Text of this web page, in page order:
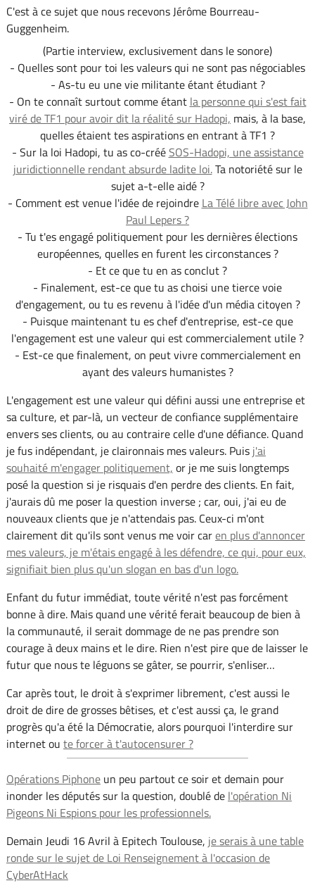
C'est à ce sujet que nous recevons Jérôme Bourreau-
Guggenheim.
(Partie interview, exclusivement dans le sonore)
- Quelles sont pour toi les valeurs qui ne sont pas négociables
- As-tu eu une vie militante étant étudiant ?
- On te connaît surtout comme étant la personne qui s'est fait
viré de TF1 pour avoir dit la réalité sur Hadopi, mais, à la base,
quelles étaient tes aspirations en entrant à TF1 ?
- Sur la loi Hadopi, tu as co-crééSOS-Hadopi, une assistance
juridictionnelle rendant absurde ladite loi.Ta notoriété sur le
sujet a-t-elle aidé ?
- Comment est venue l'idée de rejoindre La Télé libre avec John
Paul Lepers ?
- Tu t'es engagé politiquement pour les dernières élections
européennes, quelles en furent les circonstances ?
- Et ce que tu en as conclut ?
- Finalement, est-ce que tu as choisi une tierce voie
d'engagement, ou tu es revenu à l'idée d'un média citoyen ?
- Puisque maintenant tu es chef d'entreprise, est-ce que
l'engagement est une valeur qui est commercialement utile ?
- Est-ce que finalement, on peut vivre commercialement en
ayant des valeurs humanistes ?
L'engagement est une valeur qui défini aussi une entreprise et
sa culture, et par-là, un vecteur de confiance supplémentaire
envers ses clients, ou au contraire celle d'une défiance. Quand
je fus indépendant, je claironnais mes valeurs. Puis j'ai
souhaité m'engager politiquement, or je me suis longtemps
posé la question si je risquais d'en perdre des clients. En fait,
j'aurais dû me poser la question inverse ; car, oui, j'ai eu de
nouveaux clients que je n'attendais pas. Ceux-ci m'ont
clairement dit qu'ils sont venus me voir caren plus d'annoncer
mes valeurs, je m'étais engagé à les défendre, ce qui, pour eux,
signifiait bien plus qu'un slogan en bas d'un logo.
Enfant du futur immédiat, toute vérité n'est pas forcément
bonne à dire. Mais quand une vérité ferait beaucoup de bien à
la communauté, il serait dommage de ne pas prendre son
courage à deux mains et le dire. Rien n'est pire que de laisser le
futur que nous te léguons se gâter, se pourrir, s'enliser…
Car après tout, le droit à s'exprimer librement, c'est aussi le
droit de dire de grosses bêtises, et c'est aussi ça, le grand
progrès qu'a été la Démocratie, alors pourquoi l'interdire sur
internet ou te forcer à t'autocensurer ?
Opérations Piphoneun peu partout ce soir et demain pour
inonder les députés sur la question, doublé de l'opération Ni
Pigeons Ni Espions pour les professionnels.
Demain Jeudi 16 Avril à Epitech Toulouse, je serais à une table
ronde sur le sujet de Loi Renseignement à l'occasion de
CyberAtHack